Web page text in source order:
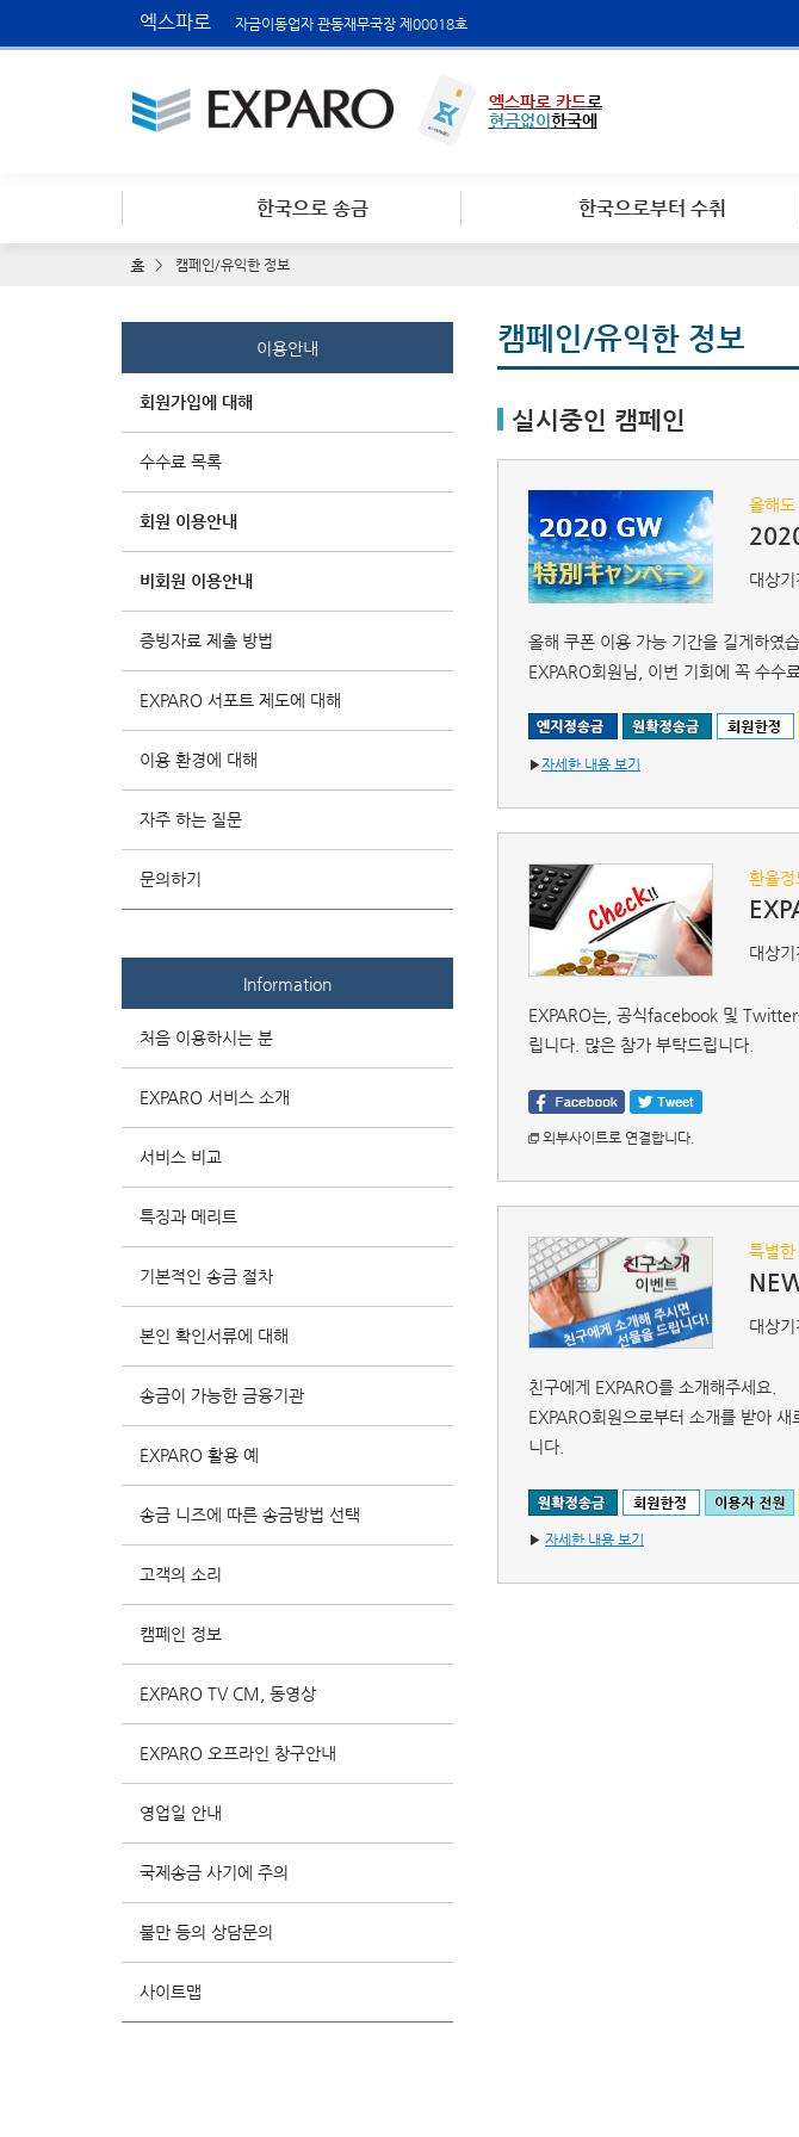
엑스파로 자금이동업자 관동재무국장 제00018호
엑스파로 카드 로
현금없이 한국에
한국으로 송금 한국으로부터 수취
홈 캠페인/유익한 정보
캠페인/유익한 정보
실시중인 캠페인
올해
대상
올해 쿠폰 이용 가능 기간을 길게하였
EXPARO회원님, 이번 기회에 꼭 수수
▶자세한 내용 보기
환율
대상
EXPARO는, 공식facebook 및 Twitter
립니다. 많은 참가 부탁드립니다.
외부사이트로 연결합니다.
특별한
대상
친구에게 EXPARO를 소개해주세요.
EXPARO회원으로부터 소개를 받아
니다.
▶ 자세한 내용 보기
이용안내
회원가입에 대해
수수료 목록
회원 이용안내
비회원 이용안내
증빙자료 제출 방법
EXPARO 서포트 제도에 대해
이용 환경에 대해
자주 하는 질문
문의하기
Information
처음 이용하시는 분
EXPARO 서비스 소개
서비스 비교
특징과 메리트
기본적인 송금 절차
본인 확인서류에 대해
송금이 가능한 금융기관
EXPARO 활용 예
송금 니즈에 따른 송금방법 선택
고객의 소리
캠페인 정보
EXPARO TV CM, 동영상
EXPARO 오프라인 창구안내
영업일 안내
국제송금 사기에 주의
불만 등의 상담문의
사이트맵